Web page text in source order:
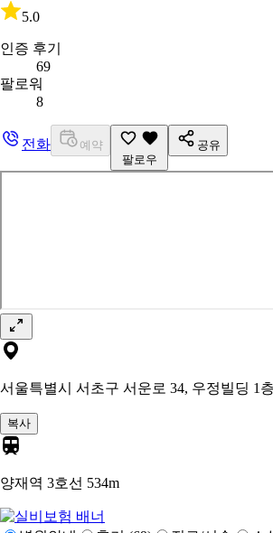
5.0
인증 후기
69
팔로워
8
전화
예약
팔로우
공유
서울특별시 서초구 서운로 34, 우정빌딩 1
복사
양재역 3호선 534m